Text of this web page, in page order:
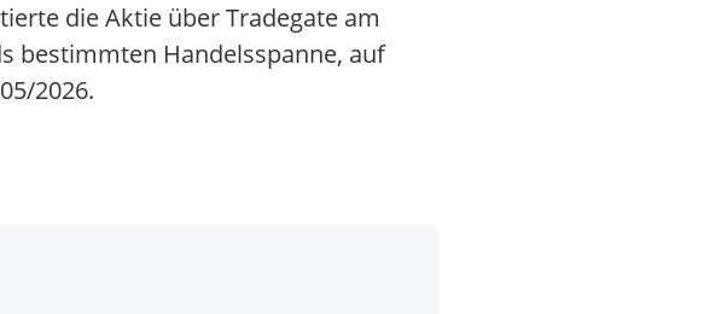
die Aktie über Tradegate am
bestimmten Handelsspanne, auf
2026.